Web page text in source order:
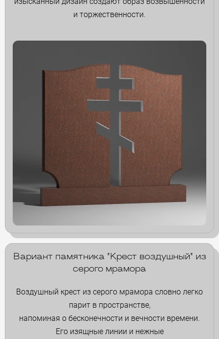
и торжественности.
Вариант памятника "Крест воздушный" из
серого мрамора
Воздушный крест из серого мрамора словно легко
парит в пространстве,
напоминая о бесконечности и вечности времени.
Его изящные линии и нежные